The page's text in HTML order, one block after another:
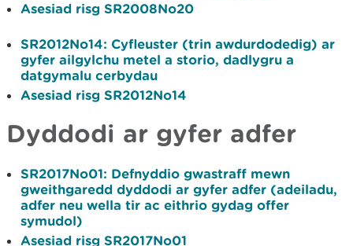
Asesiad risg SR2008No20
SR2012No14: Cyfleuster (trin awdurdodedig) ar
gyfer ailgylchu metel a storio, dadlygru a
datgymalu cerbydau
Asesiad risg SR2012No14
Dyddodi ar gyfer adfer
SR2017No01: Defnyddio gwastraff mewn
gweithgaredd dyddodi ar gyfer adfer (adeiladu,
adfer neu wella tir ac eithrio gydag offer
symudol)
Asesiad risg SR2017No01